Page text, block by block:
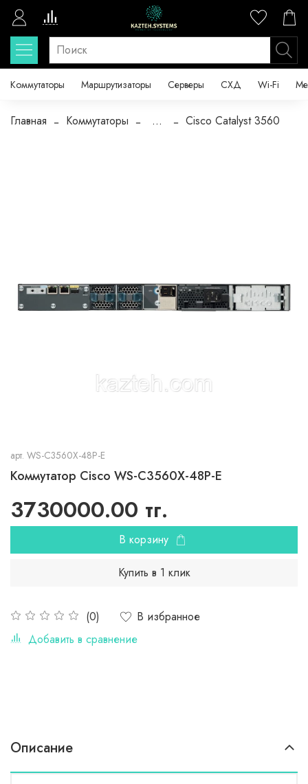
Коммутаторы Маршрутизаторы Серверы СХД Wi-Fi
Главная Коммутаторы ... Cisco Catalyst 3560
арт. WS-C3560X-48P-E
Коммутатор Cisco WS-C3560X-48P-E
(0)
В избранное
Добавить в сравнение
3730000.00 тг.
В корзину
Купить в 1 клик
Описание